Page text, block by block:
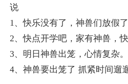
说
1、快乐没有了，神兽们放假
2、快点开学吧，家有神兽，
3、明日神兽出笼，心情复杂。
4、神兽要出笼了 抓紧时间遛